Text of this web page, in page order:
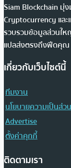
Siam Blockchain มุ่
Cryptocurrency และ
รวบรวมข้อมูลส่วนให
แปลส่งตรงถึงฟีดคุณ
เกี่ยวกับเว็บไซต์นี้
ทีมงาน
นโยบายความเป็นส่ว
Advertise
ตั้งค่าคุกกี้
ติดตามเรา